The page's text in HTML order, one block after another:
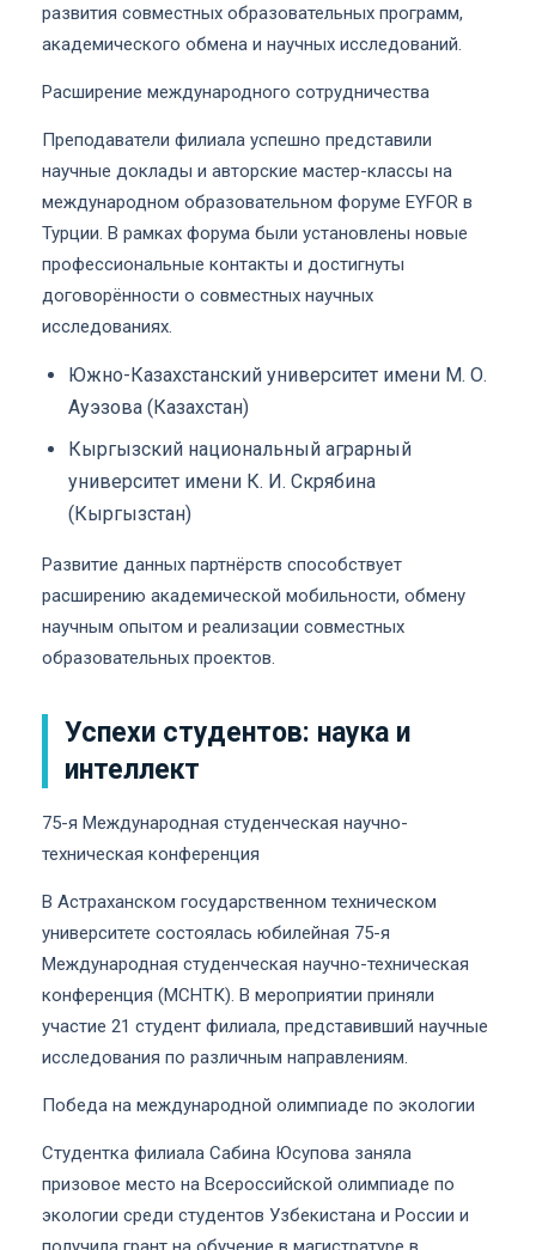
развития совместных образовательных программ,
академического обмена и научных исследований.
Расширение международного сотрудничества
Преподаватели филиала успешно представили
научные доклады и авторские мастер-классы на
международном образовательном форуме EYFOR в
Турции. В рамках форума были установлены новые
профессиональные контакты и достигнуты
договорённости о совместных научных
исследованиях.
Южно-Казахстанский университет имени М. О.
Ауэзова (Казахстан)
Кыргызский национальный аграрный
университет имени К. И. Скрябина
(Кыргызстан)
Развитие данных партнёрств способствует
расширению академической мобильности, обмену
научным опытом и реализации совместных
образовательных проектов.
Успехи студентов: наука и
интеллект
75-я Международная студенческая научно-
техническая конференция
В Астраханском государственном техническом
университете состоялась юбилейная 75-я
Международная студенческая научно-техническая
конференция (МСНТК). В мероприятии приняли
участие 21 студент филиала, представивший научные
исследования по различным направлениям.
Победа на международной олимпиаде по экологии
Студентка филиала Сабина Юсупова заняла
призовое место на Всероссийской олимпиаде по
экологии среди студентов Узбекистана и России и